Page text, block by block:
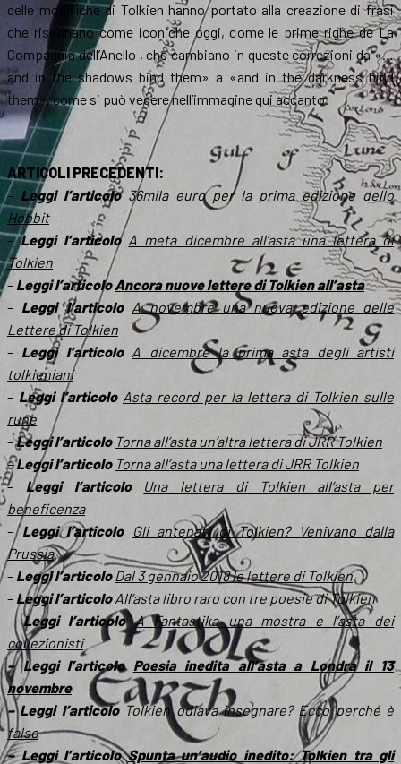
delle modifiche di Tolkien hanno portato alla creazione di frasi
che risuonano come iconiche oggi, come le prime righe de La
Compagnia dell’Anello , che cambiano in queste correzioni da «…
and in the shadows bind them» a «and in the darkness bind
them», come si può vedere nell’immagine qui accanto.
ARTICOLI PRECEDENTI:
– Leggi l’articolo 36mila euro per la prima edizione dello
Hobbit
–Leggi l’articolo A metà dicembre all’asta una lettera di
Tolkien
– Leggi l’articoloAncora nuove lettere di Tolkien all’asta
– Leggi l’articolo A novembre una nuova edizione delle
Lettere di Tolkien
– Leggi l’articolo A dicembre la prima asta degli artisti
tolkieniani
– Leggi l’articolo Asta record per la lettera di Tolkien sulle
rune
–Leggi l’articolo Torna all’asta un’altra lettera di JRR Tolkien
–Leggi l’articolo Torna all’asta una lettera di JRR Tolkien
– Leggi l’articolo Una lettera di Tolkien all’asta per
beneficenza
–Leggi l’articolo Gli antenati di Tolkien? Venivano dalla
Prussia
– Leggi l’articolo Dal 3 gennaio 2018 le lettere di Tolkien
– Leggi l’articolo All’asta libro raro con tre poesie di Tolkien
–Leggi l’articolo A Fantastika una mostra e l’asta dei
collezionisti
– Leggi l’articolo Poesia inedita all’asta a Londra il 13
novembre
– Leggi l’articolo Tolkien odiava insegnare? Ecco perché è
falso
– Leggi l’articoloSpunta un’audio inedito: Tolkien tra gli